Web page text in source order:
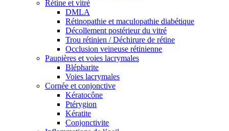
Rétine et vitré
DMLA
Rétinopathie et maculopathie diabétique
Décollement postérieur du vitré
Trou rétinien / Déchirure de rétine
Occlusion veineuse rétinienne
Paupières et voies lacrymales
Blépharite
Voies lacrymales
Cornée et conjonctive
Kératocône
Ptérygion
Kératite
Conjonctivite